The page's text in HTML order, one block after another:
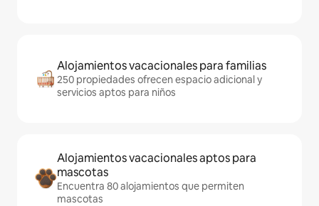
Alojamientos vacacionales para familias
250 propiedades ofrecen espacio adicional y
servicios aptos para niños
Alojamientos vacacionales aptos para
mascotas
Encuentra 80 alojamientos que permiten
mascotas